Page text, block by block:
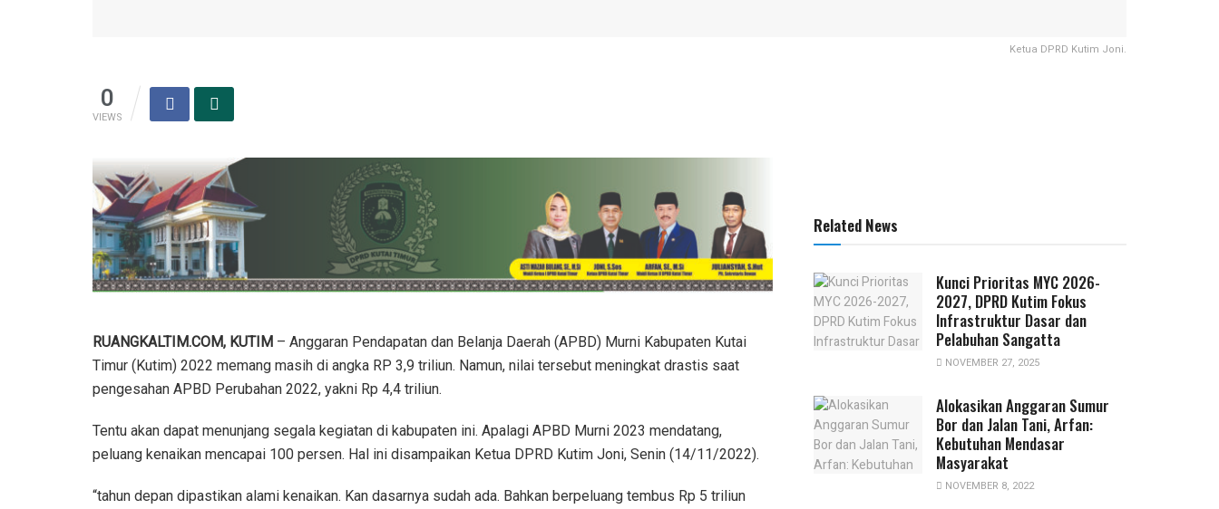
Ketua DPRD Kutim Joni.
0
VIEWS
RUANGKALTIM.COM, KUTIM – Anggaran Pendapatan dan Belanja Daerah (APBD) Murni Kabupaten Kutai
Timur (Kutim) 2022 memang masih di angka RP 3,9 triliun. Namun, nilai tersebut meningkat drastis saat
pengesahan APBD Perubahan 2022, yakni Rp 4,4 triliun.
Tentu akan dapat menunjang segala kegiatan di kabupaten ini. Apalagi APBD Murni 2023 mendatang,
peluang kenaikan mencapai 100 persen. Hal ini disampaikan Ketua DPRD Kutim Joni, Senin (14/11/2022).
“tahun depan dipastikan alami kenaikan. Kan dasarnya sudah ada. Bahkan berpeluang tembus Rp 5 triliun
Related News
Kunci Prioritas MYC 2026-
2027, DPRD Kutim Fokus
Infrastruktur Dasar dan
Pelabuhan Sangatta
NOVEMBER 27, 2025
Alokasikan Anggaran Sumur
Bor dan Jalan Tani, Arfan:
Kebutuhan Mendasar
Masyarakat
NOVEMBER 8, 2022